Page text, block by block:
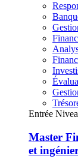
Entrée
Master
et